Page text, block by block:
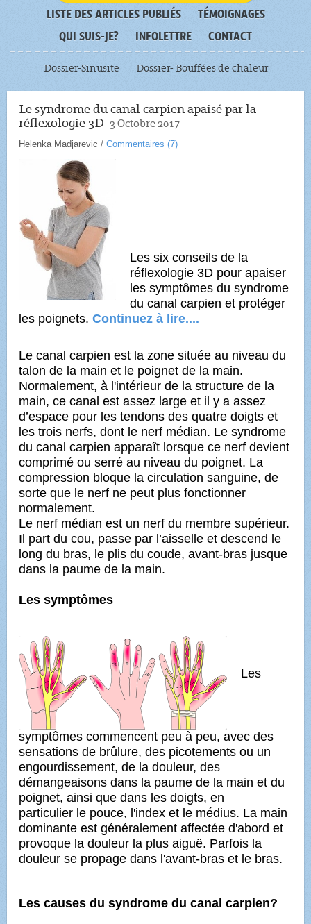
LISTE DES ARTICLES PUBLIÉS
TÉMOIGNAGES
QUI SUIS-JE?
INFOLETTRE CONTACT
Dossier-Sinusite Dossier- Bouffées de chaleur
Le syndrome du canal carpien apaisé par la
réflexologie 3D 3 Octobre 2017
Helenka Madjarevic /Commentaires (7)
Les six conseils de la
réflexologie 3D pour apaiser
les symptômes du syndrome
du canal carpien et protéger
les poignets. Continuez à lire....
Le canal carpien est la zone située au niveau du
talon de la main et le poignet de la main.
Normalement,à l'intérieur de la structure de la
main, ce canal est assez large et il y a assez
d’espace pour les tendons des quatre doigts et
les trois nerfs, dont le nerf médian. Le syndrome
du canal carpien apparaît lorsquece nerf devient
comprimé ou serré au niveau du poignet. La
compression bloque la circulation sanguine,de
sorte que le nerf ne peut plus fonctionner
normalement.
Le nerf médian est un nerf du membre supérieur.
Il part du cou, passe par l’aisselle etdescend le
long du bras, le plis du coude, avant-bras jusque
dans la paume de la main.
Les symptômes
Les
symptômes commencent peu à peu, avec des
sensations de brûlure, des picotements ou un
engourdissement,de la douleur, des
démangeaisons dans la paume de la main et du
poignet, ainsi que dans les doigts, en
particulier le pouce, l'index et le médius. La main
dominante est généralement affectée d'abord et
provoque la douleur la plus aiguë. Parfois la
douleur se propage dans l'avant-bras et le bras.
Les causes du syndrome du canal carpien?